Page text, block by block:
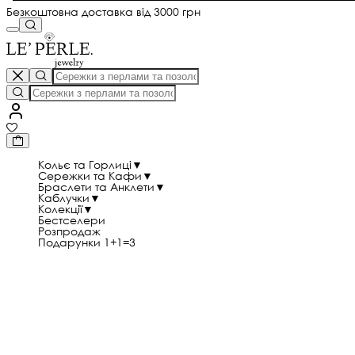
Безкоштовна доставка від 3000 грн
Кольє та Горлиці ▼
Сережки та Кафи ▼
Браслети та Анклети ▼
Каблучки ▼
Колекції▼
Бестселери
Розпродаж
Подарунки 1+1=3